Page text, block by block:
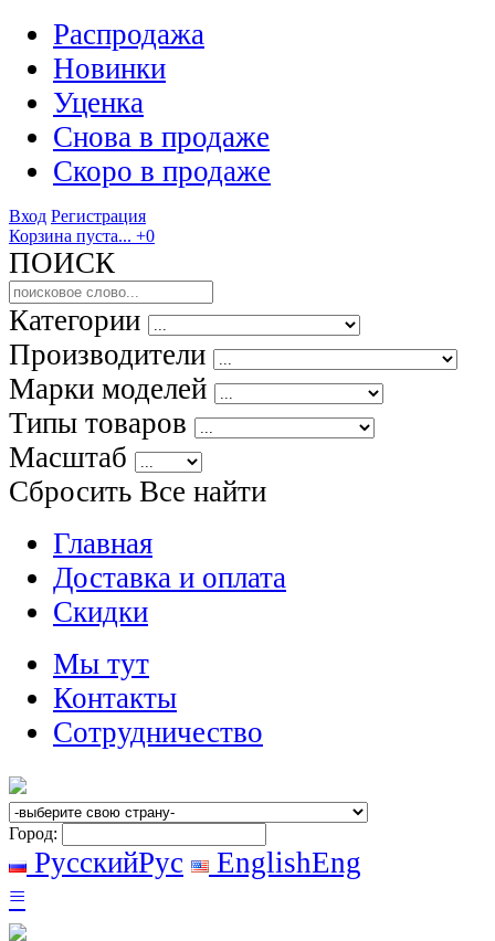
Распродажа
Новинки
Уценка
Снова в продаже
Скоро в продаже
Вход Регистрация
Корзина пуста... +0
ПОИСК
Категории
Производители
Марки моделей
Типы товаров
Масштаб
Сбросить Все найти
Главная
Доставка и оплата
Скидки
Мы тут
Контакты
Сотрудничество
Город:
РусскийРус EnglishEng
≡